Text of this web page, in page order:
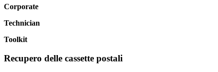
Corporate
Technician
Toolkit
Recupero delle cassette postali